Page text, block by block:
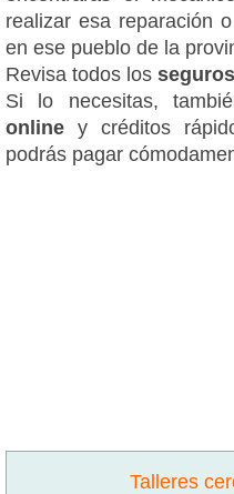
realizar esa reparación
en ese pueblo de la
Revisa todos los
Si lo necesitas,
online y créditos
podrás pagar
Talleres